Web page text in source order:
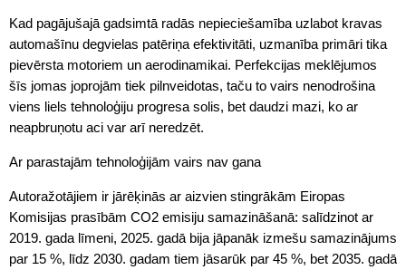
Kad pagājušajā gadsimtā radās nepieciešamība uzlabot kravas
automašīnu degvielas patēriņa efektivitāti, uzmanība primāri tika
pievērsta motoriem un aerodinamikai. Perfekcijas meklējumos
šīs jomas joprojām tiek pilnveidotas, taču to vairs nenodrošina
viens liels tehnoloģiju progresa solis, bet daudzi mazi, ko ar
neapbruņotu aci var arī neredzēt.
Ar parastajām tehnoloģijām vairs nav gana
Autoražotājiem ir jārēķinās ar aizvien stingrākām Eiropas
Komisijas prasībām CO2 emisiju samazināšanā: salīdzinot ar
2019. gada līmeni, 2025. gadā bija jāpanāk izmešu samazinājums
par 15 %, līdz 2030. gadam tiem jāsarūk par 45 %, bet 2035. gadā